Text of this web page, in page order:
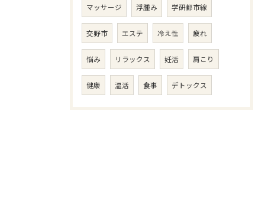
マッサージ 浮腫み 学研都市線
交野市 エステ 冷え性 疲れ
悩み リラックス 妊活 肩こり
健康 温活 食事 デトックス